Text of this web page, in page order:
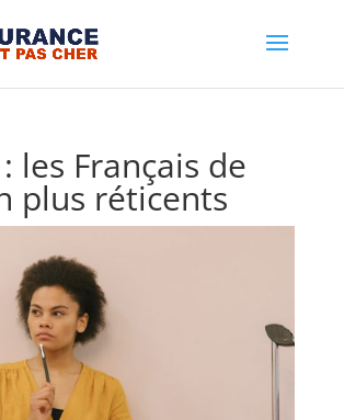
les Français de
plus réticents